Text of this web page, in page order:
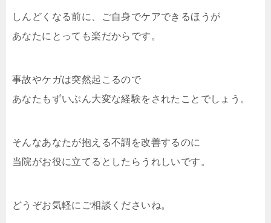
しんどくなる前に、ご自身でケアできるほうが
あなたにとっても楽だからです。
事故やケガは突然起こるので
あなたもずいぶん大変な経験をされたことでしょう。
そんなあなたが抱える不調を改善するのに
当院がお役に立てるとしたらうれしいです。
どうぞお気軽にご相談くださいね。